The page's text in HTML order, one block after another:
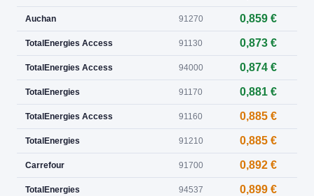
Auchan 91270 0,859 €
TotalEnergies Access 91130 0,873 €
TotalEnergies Access 94000 0,874 €
TotalEnergies 91170 0,881 €
TotalEnergies Access 91160 0,885 €
TotalEnergies 91210 0,885 €
Carrefour 91700 0,892 €
TotalEnergies 94537 0,899 €